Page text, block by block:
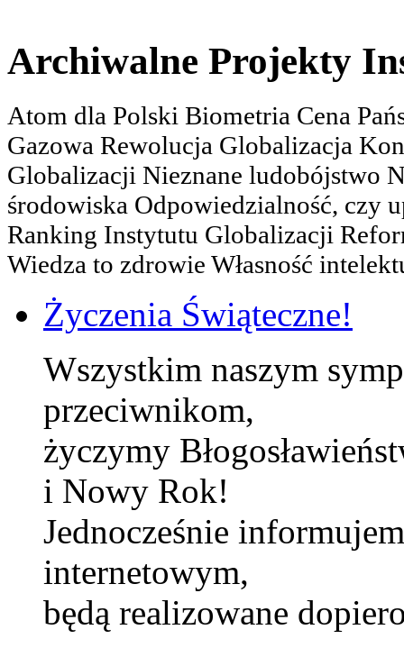
Archiwalne Projekty
Atom dla Polski Biometria Cena
Gazowa Rewolucja Globalizacja
Globalizacji Nieznane ludobójstwo
środowiska Odpowiedzialność, czy
Ranking Instytutu Globalizacji
Wiedza to zdrowie Własność
Życzenia Świąteczne!
Wszystkim naszym
przeciwnikom,
życzymy
i Nowy Rok!
Jednocześnie
internetowym,
będą realizowane